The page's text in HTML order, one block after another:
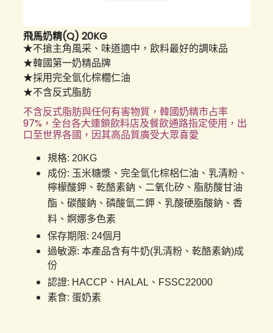
飛馬奶精(Q) 20KG
★不搶主角風采、味道適中，飲料最好的調味品
★韓國第一奶精品牌
★採用完全氫化棕櫚仁油
★不含反式脂肪
不含反式脂肪與任何有害物質，韓國奶精市占率
97%，全台各大連鎖飲料店及餐飲通路指定使用， 出
口至世界各國， 因其高品質廣受大眾喜愛
規格: 20KG
成份: 玉米糖漿、完全氫化棕梠仁油、乳清粉、
檸檬酸鉀、乾酪素鈉、二氧化矽、脂肪酸甘油
酯、碳酸鈉、磷酸氫二鉀、乳酸硬脂酸鈉、香
料、婀娜多色素
保存期限: 24個月
過敏源: 本產品含有牛奶(乳清粉、乾酪素鈉)成
份
認證: HACCP、HALAL、FSSC22000
素食: 蛋奶素